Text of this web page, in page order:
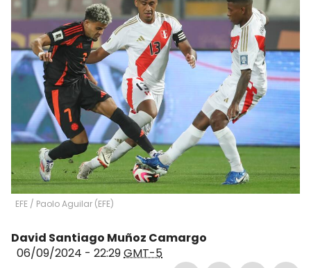
EFE / Paolo Aguilar (EFE)
David Santiago Muñoz Camargo
06/09/2024 - 22:29GMT-5